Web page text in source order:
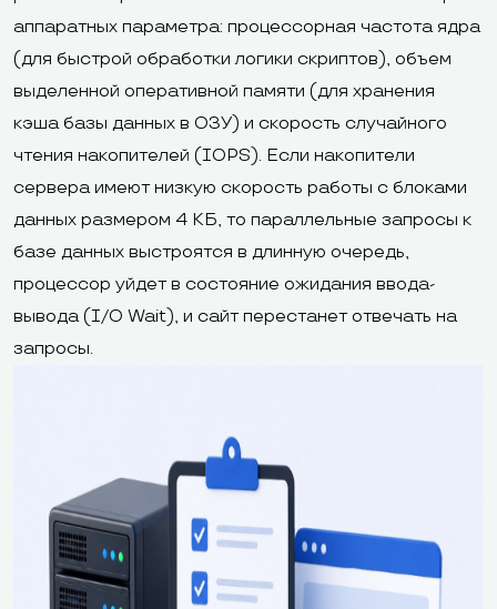
аппаратных параметра: процессорная частота ядра
(для быстрой обработки логики скриптов), объем
выделенной оперативной памяти (для хранения
кэша базы данных в ОЗУ) и скорость случайного
чтения накопителей (IOPS). Если накопители
сервера имеют низкую скорость работы с блоками
данных размером 4 КБ, то параллельные запросы к
базе данных выстроятся в длинную очередь,
процессор уйдет в состояние ожидания ввода-
вывода (I/O Wait), и сайт перестанет отвечать на
запросы.